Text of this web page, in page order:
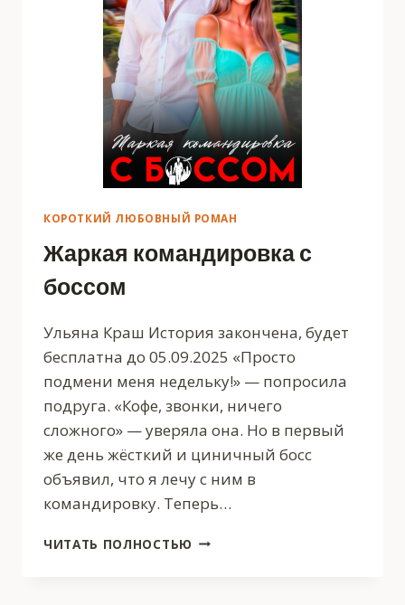
КОРОТКИЙ ЛЮБОВНЫЙ РОМАН
Жаркая командировка с
боссом
Ульяна Краш История закончена, будет
бесплатна до 05.09.2025 «Просто
подмени меня недельку!» — попросила
подруга. «Кофе, звонки, ничего
сложного» — уверяла она. Но в первый
же день жёсткий и циничный босс
объявил, что я лечу с ним в
командировку. Теперь…
ЧИТАТЬ ПОЛНОСТЬЮ ЖАРКАЯ